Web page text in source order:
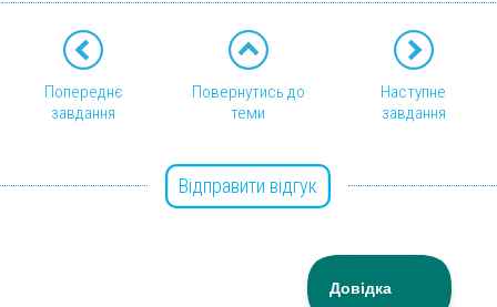
Попереднє
завдання
Повернутись до
теми
Наступне
завдання
Відправити відгук